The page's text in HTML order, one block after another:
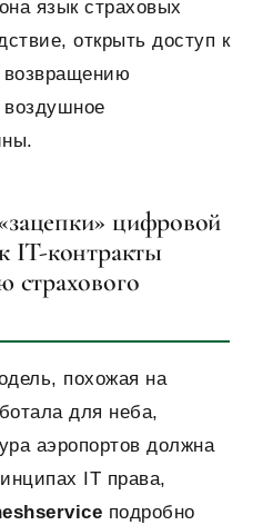
язык страховых
открыть доступ к
цифровой
IT-контракты
страхового
похожая на
для неба,
аэропортов должна
ІТ права,
подробно